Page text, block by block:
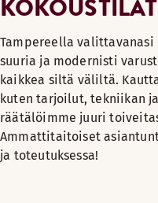
Tampereella
suuria ja modernisti
kaikkea siltä väliltä.
kuten tarjoilut, tekniikan
räätälöimme juuri
Ammattitaitoiset
ja toteutuksessa!